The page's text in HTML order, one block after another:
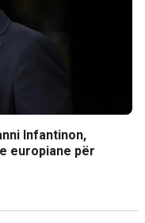
Infantinon,
europiane për